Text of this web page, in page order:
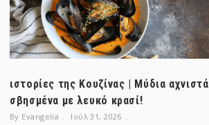
ιστορίες της Κουζίνας | Μύδια αχνιστά
σβησμένα με λευκό κρασί!
By Evangelia
Ιούλ 31, 2026